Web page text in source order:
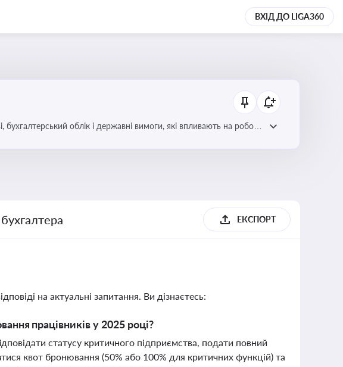
ВХІД ДО LIGA360
облік і державні вимоги, які впливають на роботу
ЕКСПОРТ
на актуальні запитання. Ви дізнаєтесь:
працівників у 2025 році?
статусу критичного підприємства, подати повний
квот бронювання (50% або 100% для критичних функцій) та